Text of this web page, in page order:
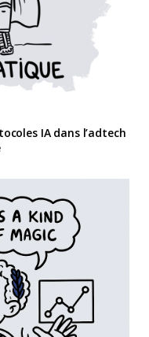
IA dans l’adtech